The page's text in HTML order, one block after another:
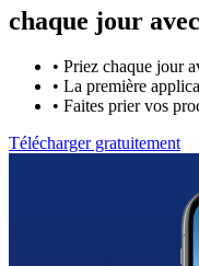
chaque jour avec
• Priez chaque jour
• La première
• Faites prier vos
Télécharger gratuitement